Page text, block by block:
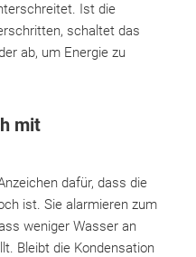
Ist die
schaltet das
ab, um Energie zu
mit
dafür, dass die
ist. Sie alarmieren zum
weniger Wasser an
Bleibt die Kondensation